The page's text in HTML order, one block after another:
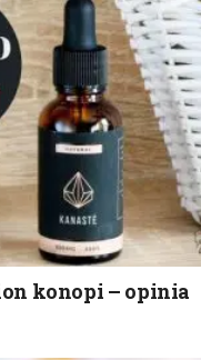
konopi – opinia